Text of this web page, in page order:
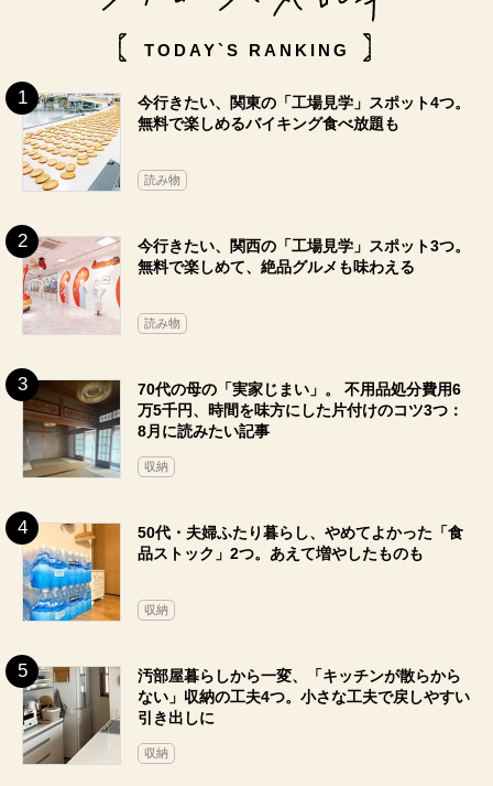
TODAY`S RANKING
今行きたい、関東の「工場見学」スポット4つ。
無料で楽しめるバイキング食べ放題も
読み物
今行きたい、関西の「工場見学」スポット3つ。
無料で楽しめて、絶品グルメも味わえる
読み物
70代の母の「実家じまい」。 不用品処分費用6
万5千円、時間を味方にした片付けのコツ3つ：
8月に読みたい記事
収納
50代・夫婦ふたり暮らし、やめてよかった「食
品ストック」2つ。あえて増やしたものも
収納
汚部屋暮らしから一変、「キッチンが散らから
ない」収納の工夫4つ。小さな工夫で戻しやすい
引き出しに
収納